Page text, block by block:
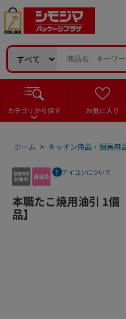
カテゴリから探す お気に入り
ホーム > キッチン用品・厨房用
アイコンについて
本職たこ焼用油引 1個
品】